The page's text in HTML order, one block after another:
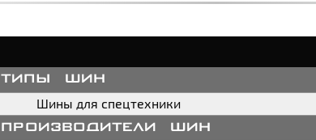
типы шин
Шины для спецтехники
производители шин